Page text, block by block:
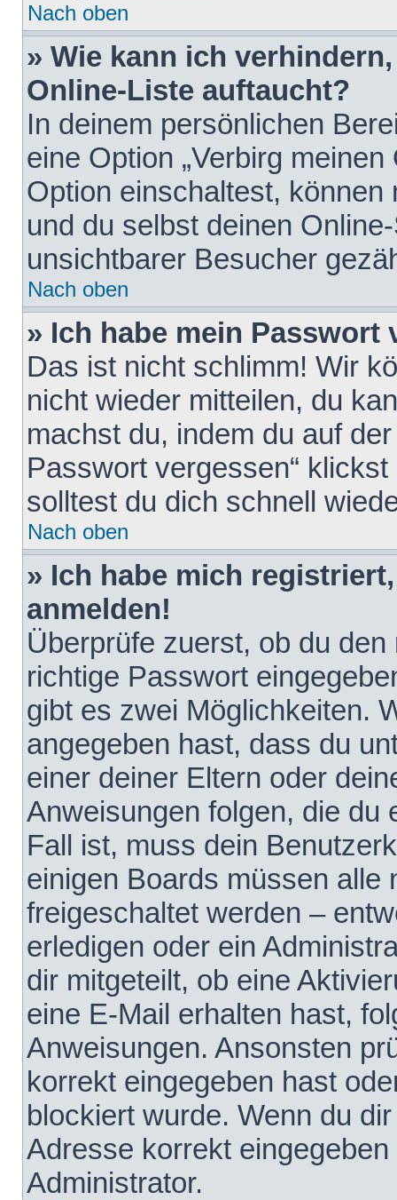
Nach oben
» Wie kann ich
Online-Liste auftaucht?
In deinem persönlichen
eine Option „Verbirg
Option einschaltest,
und du selbst deinen
unsichtbarer Besucher
Nach oben
» Ich habe mein Passwort
Das ist nicht schlimm! Wir
nicht wieder mitteilen, du
machst du, indem du auf
Passwort vergessen“
solltest du dich schnell
Nach oben
» Ich habe mich
anmelden!
Überprüfe zuerst, ob du
richtige Passwort
gibt es zwei Möglichkeiten.
angegeben hast, dass du
einer deiner Eltern oder
Anweisungen folgen, die du
Fall ist, muss dein
einigen Boards müssen alle
freigeschaltet werden –
erledigen oder ein
dir mitgeteilt, ob eine
eine E-Mail erhalten hast,
Anweisungen. Ansonsten
korrekt eingegeben hast
blockiert wurde. Wenn du
Adresse korrekt
Administrator.